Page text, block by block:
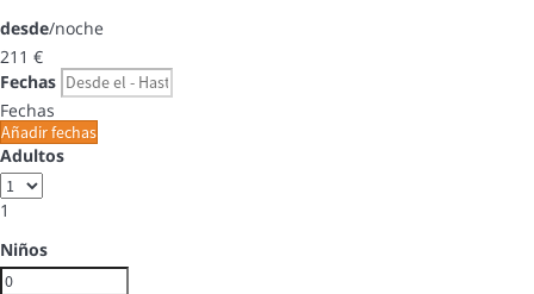
desde/noche
211 €
Fechas
Fechas
Añadir fechas
Adultos
1
Niños